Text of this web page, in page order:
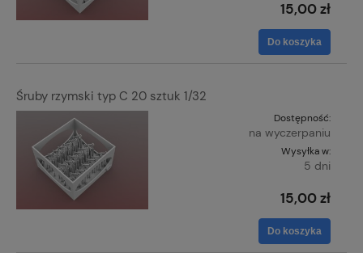
15,00 zł
Do koszyka
Śruby rzymski typ C 20 sztuk 1/32
Dostępność:
na wyczerpaniu
Wysyłka w:
5 dni
15,00 zł
Do koszyka